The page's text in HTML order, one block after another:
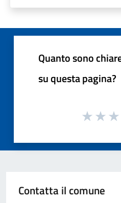
Quanto sono
su questa pagina?
Contatta il comune